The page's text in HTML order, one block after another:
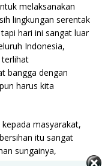
melaksanakan
lingkungan serentak
hari ini sangat luar
Indonesia,
terlihat
bangga dengan
harus kita
masyarakat,
itu sangat
sungainya,